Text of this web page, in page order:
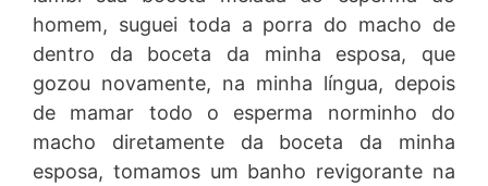
homem, suguei toda a porra do macho de
dentro da boceta da minha esposa, que
gozou novamente, na minha língua, depois
de mamar todo o esperma norminho do
macho diretamente da boceta da minha
esposa, tomamos um banho revigorante na